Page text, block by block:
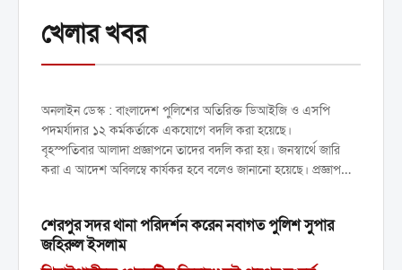
খেলার খবর
অতিরিক্ত ডিআইজি ও এসপি পদমর্যাদার
১২ কর্মকর্তাকে একযোগে বদলি
অনলাইন ডেস্ক : বাংলাদেশ পুলিশের অতিরিক্ত ডিআইজি ও এসপি
পদমর্যাদার ১২ কর্মকর্তাকে একযোগে বদলি করা হয়েছে।
বৃহস্পতিবার আলাদা প্রজ্ঞাপনে তাদের বদলি করা হয়। জনস্বার্থে জারি
করা এ আদেশ অবিলম্বে কার্যকর হবে বলেও জানানো হয়েছে। প্রজ্ঞাপনে
শেরপুর সদর থানা পরিদর্শন করেন নবাগত পুলিশ সুপার
জহিরুল ইসলাম